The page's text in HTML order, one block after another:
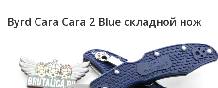
Byrd Cara Cara 2 Blue складной нож